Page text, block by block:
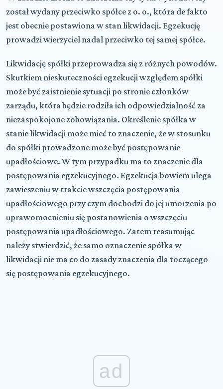
został wydany przeciwko spółce z o. o., która de fakto
jest obecnie postawiona w stan likwidacji. Egzekucję
prowadzi wierzyciel nadal przeciwko tej samej spółce.
Likwidację spółki przeprowadza się z różnych powodów.
Skutkiem nieskuteczności egzekucji względem spółki
może być zaistnienie sytuacji po stronie członków
zarządu, która będzie rodziła ich odpowiedzialność za
niezaspokojone zobowiązania. Określenie spółka w
stanie likwidacji może mieć to znaczenie, że w stosunku
do spółki prowadzone może być postępowanie
upadłościowe. W tym przypadku ma to znaczenie dla
postępowania egzekucyjnego. Egzekucja bowiem ulega
zawieszeniu w trakcie wszczęcia postępowania
upadłościowego przy czym dochodzi do jej umorzenia po
uprawomocnieniu się postanowienia o wszczęciu
postępowania upadłościowego. Zatem reasumując
należy stwierdzić, że samo oznaczenie spółka w
likwidacji nie ma co do zasady znaczenia dla toczącego
się postępowania egzekucyjnego.
ad